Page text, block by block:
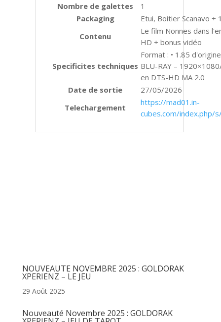
Nombre de galettes
1
Packaging
Etui, Boitier Scanavo +
Contenu
Le film Nonnes dans
HD + bonus vidéo
Specificites techniques
Format : • 1.85
BLU-RAY –
en DTS-HD MA 2.0
Date de sortie
27/05/2026
Telechargement
https://mad01.in-
cubes.com/index.php/
NOUVEAUTE NOVEMBRE 2025 : GOLDORAK
XPERIENZ – LE JEU
29 Août 2025
Nouveauté Novembre 2025 : GOLDORAK